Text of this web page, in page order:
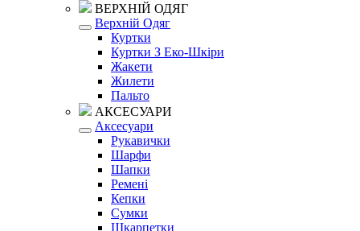
ВЕРХНІЙ ОДЯГ
Верхній Одяг
Куртки
Куртки З Еко-Шкіри
Жакети
Жилети
Пальто
АКСЕСУАРИ
Аксесуари
Рукавички
Шарфи
Шапки
Ремені
Кепки
Сумки
Шкарпетки